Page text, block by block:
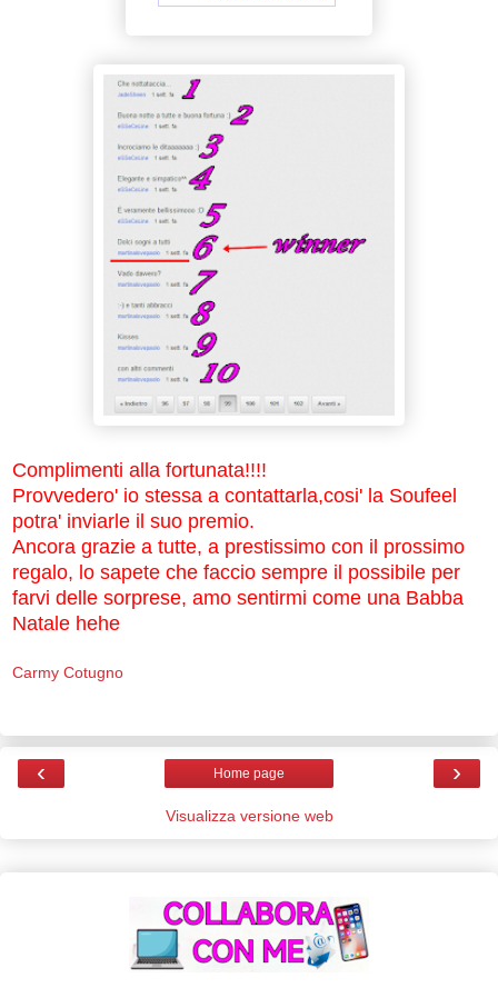
Complimenti alla fortunata!!!!
Provvedero' io stessa a contattarla,cosi' la Soufeel
potra' inviarle il suo premio.
Ancora grazie a tutte, a prestissimo con il prossimo
regalo, lo sapete che faccio sempre il possibile per
farvi delle sorprese, amo sentirmi come una Babba
Natale hehe
Carmy Cotugno
‹ ›
Home page
Visualizza versione web